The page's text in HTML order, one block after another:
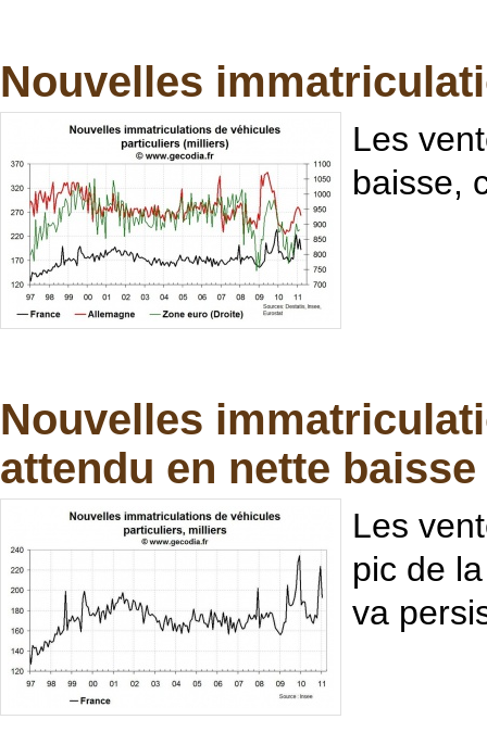
Nouvelles
Les
baisse,
Nouvelles
attendu en nette baisse
Les
pic de
va